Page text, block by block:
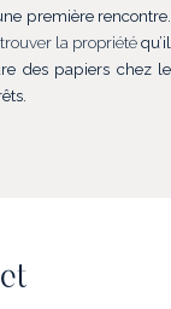
première rencontre.
trouver la propriétéqu’il
des papiers chez le